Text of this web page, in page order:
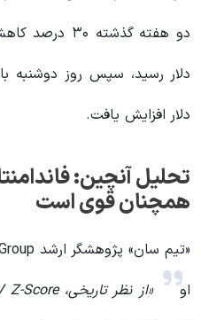
دلار افزایش یافت.
تحلیل آنچین:
همچنان قوی است
«تیم سان» پژوهشگر ارشد HashKey Group اظهار داشت:
او